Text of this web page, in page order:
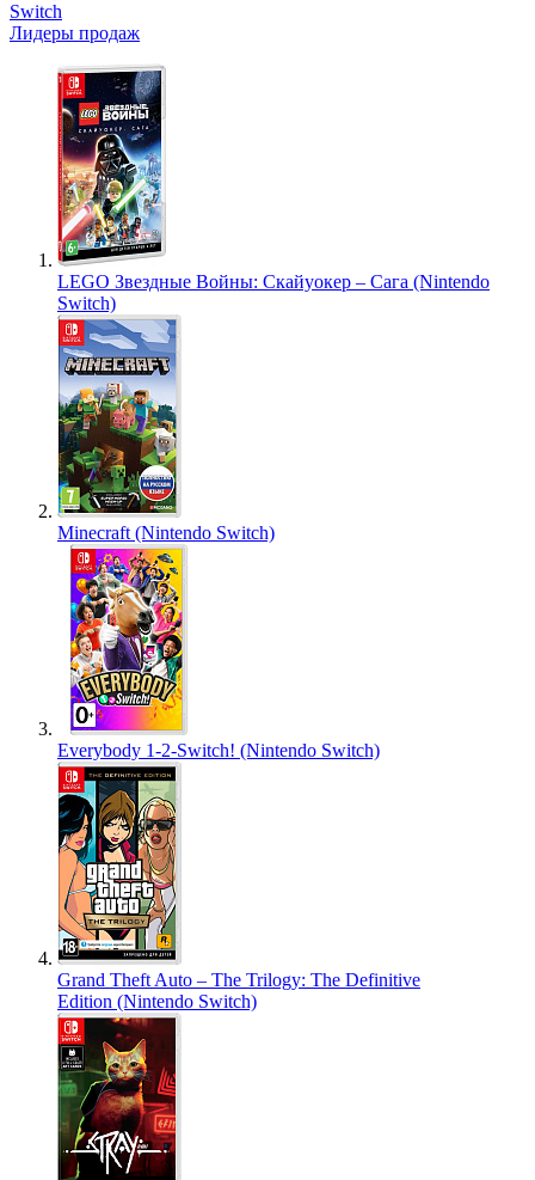
Switch
Лидеры продаж
LEGO Звездные Войны: Скайуокер – Сага (Nintendo
Switch)
Minecraft (Nintendo Switch)
Everybody 1-2-Switch! (Nintendo Switch)
Grand Theft Auto – The Trilogy: The Definitive
Edition (Nintendo Switch)